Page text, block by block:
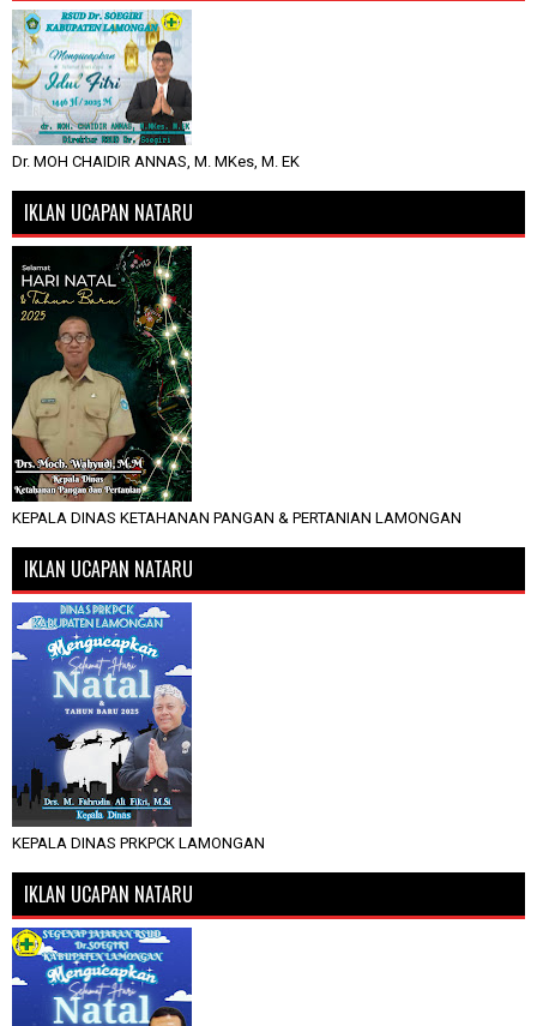
Dr. MOH CHAIDIR ANNAS, M. MKes, M. EK
IKLAN UCAPAN NATARU
KEPALA DINAS KETAHANAN PANGAN & PERTANIAN LAMONGAN
IKLAN UCAPAN NATARU
KEPALA DINAS PRKPCK LAMONGAN
IKLAN UCAPAN NATARU